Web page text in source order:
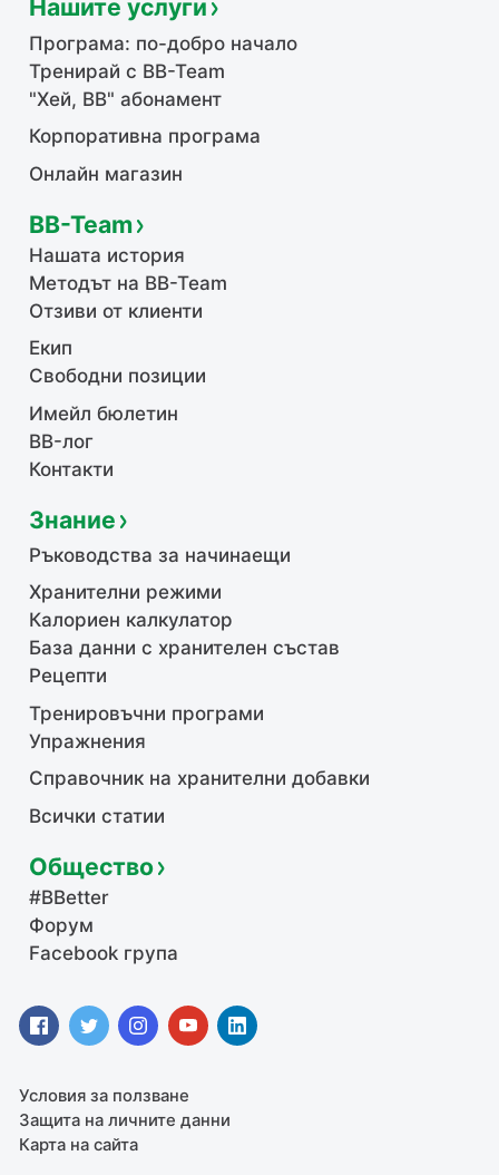
Нашите услуги
Програма: по-добро начало
Тренирай с BB-Team
"Хей, ВВ" абонамент
Корпоративна програма
Онлайн магазин
BB-Team
Нашата история
Методът на BB-Team
Отзиви от клиенти
Екип
Свободни позиции
Имейл бюлетин
BB-лог
Контакти
Знание
Ръководства за начинаещи
Хранителни режими
Калориен калкулатор
База данни с хранителен състав
Рецепти
Тренировъчни програми
Упражнения
Справочник на хранителни добавки
Всички статии
Общество
#BBetter
Форум
Facebook група
Условия за ползване
Защита на личните данни
Карта на сайта